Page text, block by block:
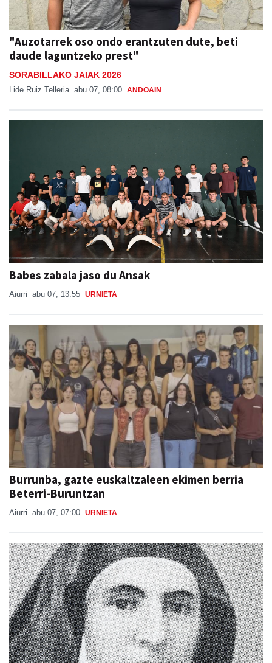
"Auzotarrek oso ondo erantzuten dute, beti
daude laguntzeko prest"
SORABILLAKO JAIAK 2026
Lide Ruiz Telleria abu 07, 08:00 ANDOAIN
Babes zabala jaso du Ansak
Aiurri abu 07, 13:55 URNIETA
Burrunba, gazte euskaltzaleen ekimen berria
Beterri-Buruntzan
Aiurri abu 07, 07:00 URNIETA